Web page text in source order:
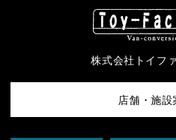
株式会社トイフ
店舗・施設